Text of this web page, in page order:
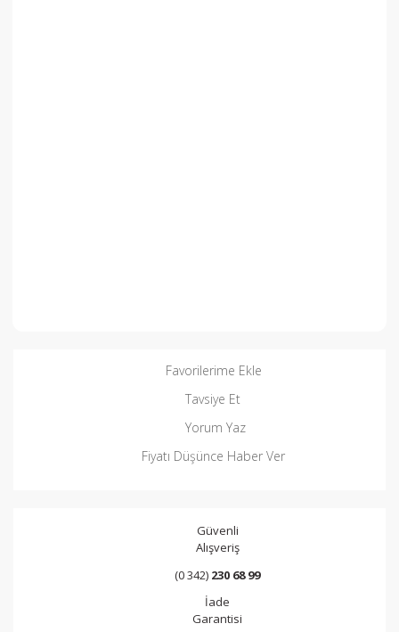
Favorilerime Ekle
Tavsiye Et
Yorum Yaz
Fiyatı Düşünce Haber Ver
Güvenli
Alışveriş
(0 342) 230 68 99
İade
Garantisi